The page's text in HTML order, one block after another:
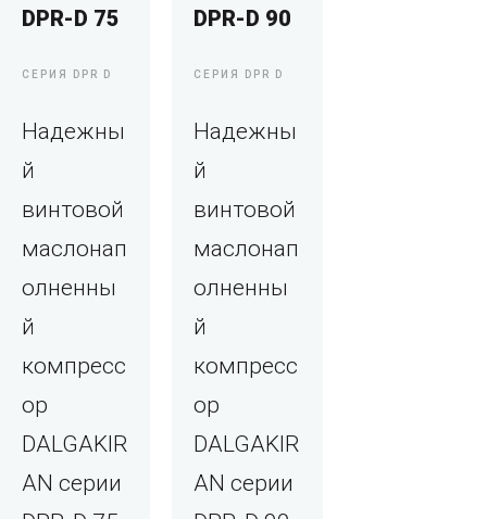
DPR-D 75
СЕРИЯ DPR D
Надежны
й
винтовой
маслонап
олненны
й
компресс
ор
DALGAKIR
AN серии
DPR-D 90
СЕРИЯ DPR D
Надежны
й
винтовой
маслонап
олненны
й
компресс
ор
DALGAKIR
AN серии